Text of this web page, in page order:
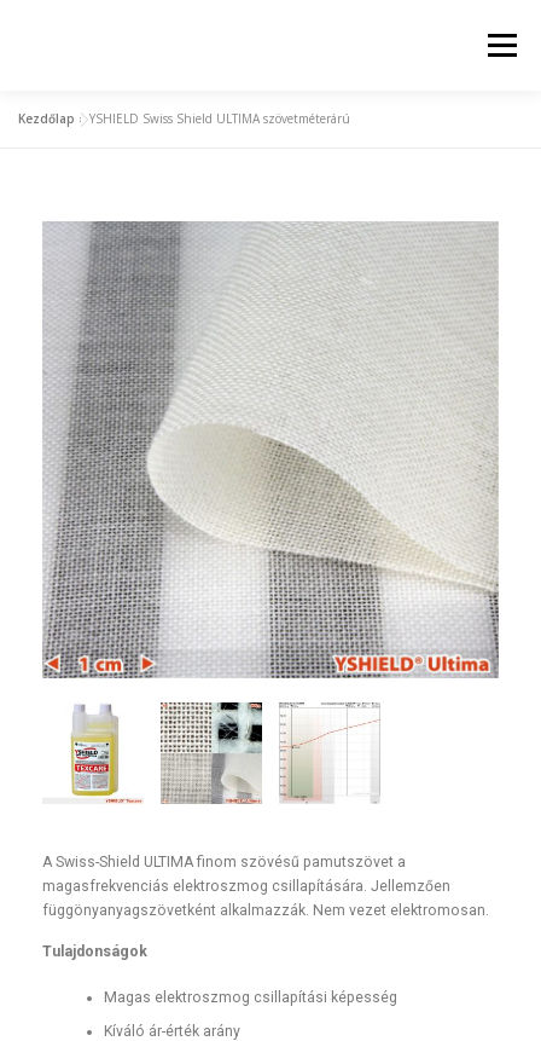
Menü
TERMÉKCSALÁD FÖLDELÉSI MEGOLDÁSOK
TERMÉK BESZERZÉSE, PARTNEREINK
CÉGÜNK PARTNERSÉG/KARRIER
Kezdőlap »YSHIELD Swiss Shield ULTIMA szövetméterárú
A Swiss-Shield ULTIMA finom szövésű pamutszövet a
magasfrekvenciás elektroszmog csillapítására. Jellemzően
függönyanyagszövetként alkalmazzák. Nem vezet elektromosan.
Tulajdonságok
Magas elektroszmog csillapítási képesség
Kíváló ár-érték arány